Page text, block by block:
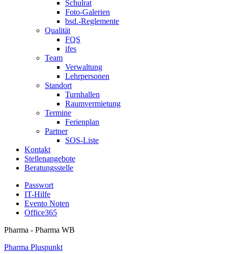
Schulrat
Foto-Galerien
bsd.-Reglemente
Qualität
FQS
ifes
Team
Verwaltung
Lehrpersonen
Standort
Turnhallen
Raumvermietung
Termine
Ferienplan
Partner
SOS-Liste
Kontakt
Stellenangebote
Beratungsstelle
Passwort
IT-Hilfe
Evento Noten
Office365
Pharma - Pharma WB
Pharma Pluspunkt